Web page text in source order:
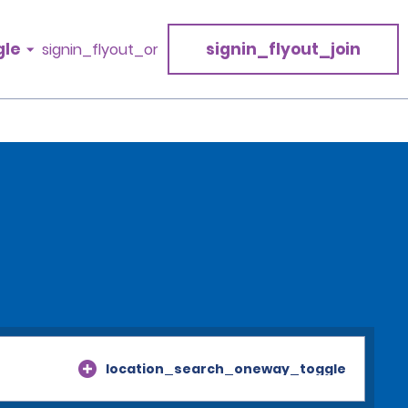
signin_flyout_or signin_flyout_join
location_search_oneway_toggle